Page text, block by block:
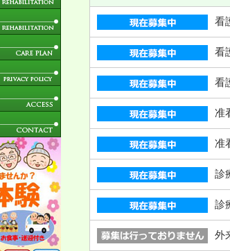
看
看
看
准
准
診
診
外